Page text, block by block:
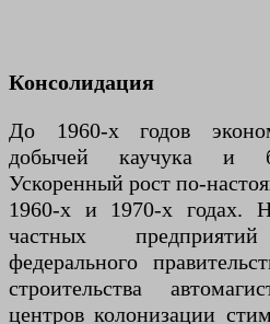
Консолидация
До 1960-х годов
добычей каучука и
Ускоренный рост по-
1960-х и 1970-х годах.
частных
федерального
строительства
центров колонизации